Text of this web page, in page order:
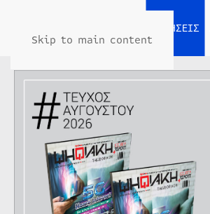
Skip to main content
ΕΙΔΗΣΕΙΣ